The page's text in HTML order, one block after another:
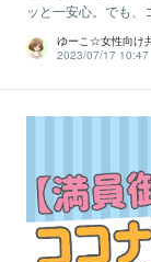
ッと一安心。でも、
ゆーこ☆女性向け
2023/07/17 10:47